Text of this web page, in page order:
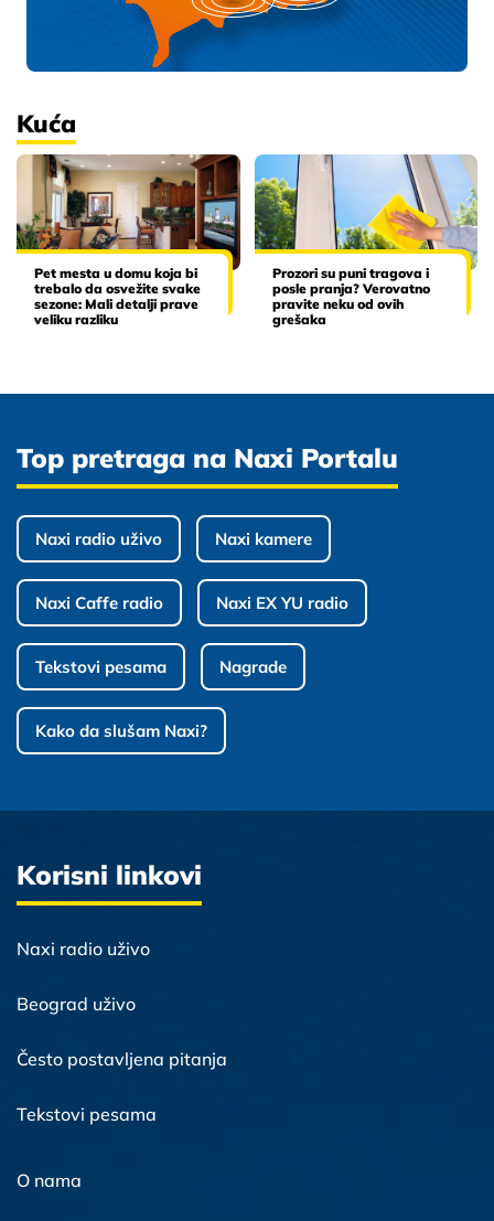
Kuća
Pet mesta u domu koja bi
trebalo da osvežite svake
sezone: Mali detalji prave
veliku razliku
Prozori su puni tragova i
posle pranja? Verovatno
pravite neku od ovih
grešaka
Top pretraga na Naxi Portalu
Naxi radio uživo Naxi kamere
Naxi Caffe radio Naxi EX YU radio
Tekstovi pesama Nagrade
Kako da slušam Naxi?
Korisni linkovi
Naxi radio uživo
Beograd uživo
Često postavljena pitanja
Tekstovi pesama
O nama